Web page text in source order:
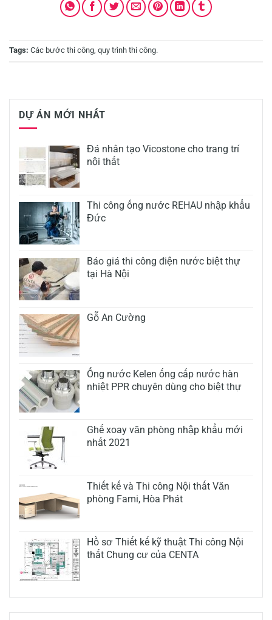
Tags: Các bước thi công quy trình thi công.
DỰ ÁN MỚI NHẤT
Đá nhân tạo Vicostone cho trang trí
nội thất
Thi công ống nước REHAU nhập khẩu
Đức
Báo giá thi công điện nước biệt thự
tại Hà Nội
Gỗ An Cường
Ống nước Kelen ống cấp nước hàn
nhiệt PPR chuyên dùng cho biệt thự
Ghế xoay văn phòng nhập khẩu mới
nhất 2021
Thiết kế và Thi công Nội thất Văn
phòng Fami, Hòa Phát
Hồ sơ Thiết kế kỹ thuật Thi công Nội
thất Chung cư của CENTA